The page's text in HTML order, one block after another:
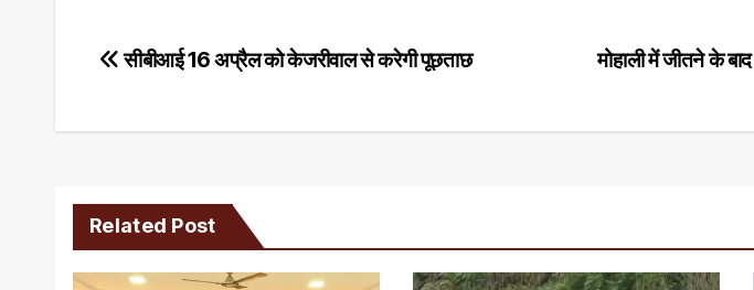
Post
मोहाली में जीतने के
सीबीआई 16 अप्रैल को केजरीवाल से करेगी पूछताछ
Related Post